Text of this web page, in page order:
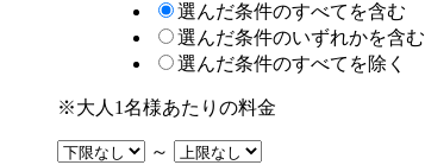
選んだ条件のすべてを含む
選んだ条件のいずれかを含む
選んだ条件のすべてを除く
※大人1名様あたりの料金
～